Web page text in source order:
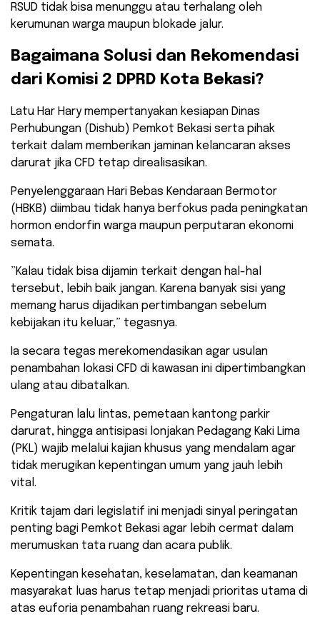
RSUD tidak bisa menunggu atau terhalang oleh
kerumunan warga maupun blokade jalur.
​Bagaimana Solusi dan Rekomendasi
dari Komisi 2 DPRD Kota Bekasi?
​Latu Har Hary mempertanyakan kesiapan Dinas
Perhubungan (Dishub) Pemkot Bekasi serta pihak
terkait dalam memberikan jaminan kelancaran akses
darurat jika CFD tetap direalisasikan.
Penyelenggaraan Hari Bebas Kendaraan Bermotor
(HBKB) diimbau tidak hanya berfokus pada peningkatan
hormon endorfin warga maupun perputaran ekonomi
semata.
​”Kalau tidak bisa dijamin terkait dengan hal-hal
tersebut, lebih baik jangan. Karena banyak sisi yang
memang harus dijadikan pertimbangan sebelum
kebijakan itu keluar,” tegasnya.
​Ia secara tegas merekomendasikan agar usulan
penambahan lokasi CFD di kawasan ini dipertimbangkan
ulang atau dibatalkan.
Pengaturan lalu lintas, pemetaan kantong parkir
darurat, hingga antisipasi lonjakan Pedagang Kaki Lima
(PKL) wajib melalui kajian khusus yang mendalam agar
tidak merugikan kepentingan umum yang jauh lebih
vital.
​Kritik tajam dari legislatif ini menjadi sinyal peringatan
penting bagi Pemkot Bekasi agar lebih cermat dalam
merumuskan tata ruang dan acara publik.
Kepentingan kesehatan, keselamatan, dan keamanan
masyarakat luas harus tetap menjadi prioritas utama di
atas euforia penambahan ruang rekreasi baru.